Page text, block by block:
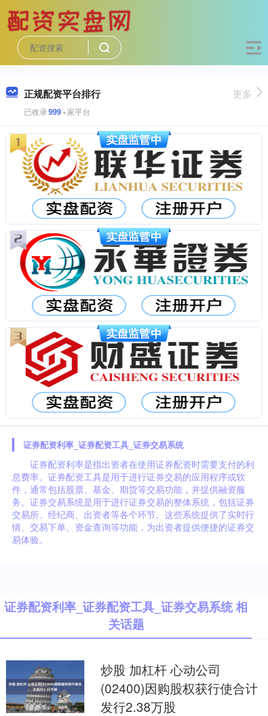
正规配资平台排行
已收录999+家平台
更多
证券配资利率_证券配资工具_证券交易系统
证券配资利率是指出资者在使用证券配资时需要支付的利
息费率。证券配资工具是用于进行证券交易的应用程序或软
件，通常包括股票、基金、期货等交易功能，并提供融资服
务。证券交易系统是用于进行证券交易的整体系统，包括证券
交易所、经纪商、出资者等各个环节。这些系统提供了实时行
情、交易下单、资金查询等功能，为出资者提供便捷的证券交
易体验。
证券配资利率_证券配资工具_证券交易系统 相
关话题
炒股 加杠杆 心动公司
(02400)因购股权获行使合计
发行2.38万股